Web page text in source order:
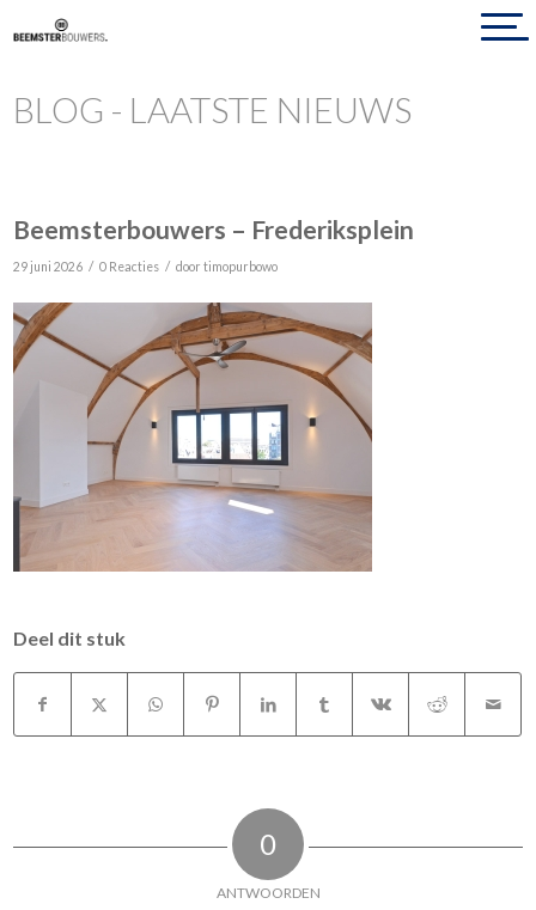
BLOG - LAATSTE NIEUWS
Beemsterbouwers – Frederiksplein
29 juni 2026 / 0 Reacties / doortimopurbowo
Deel dit stuk
0
ANTWOORDEN